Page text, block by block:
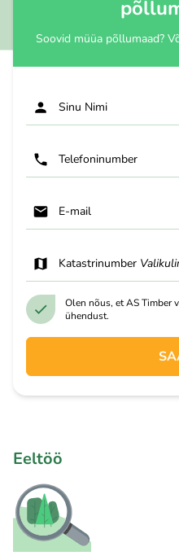
Soovid müüa põllumaad?
Sinu Nimi
Telefoninumber
E-mail
Katastrinumber
Olen nõus, et AS Timber
ühendust.
Eeltöö